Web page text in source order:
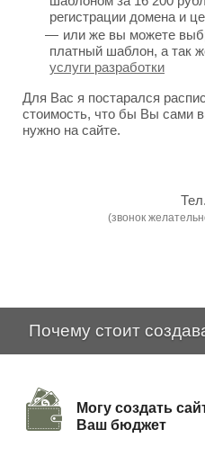
регистрации домена и
или же вы можете
платный шаблон, а так
услуги разработки
Для Вас я постарался
стоимость, что бы Вы сами
нужно на сайте.
(звонок
Почему стоит
Могу создать
Ваш бюджет